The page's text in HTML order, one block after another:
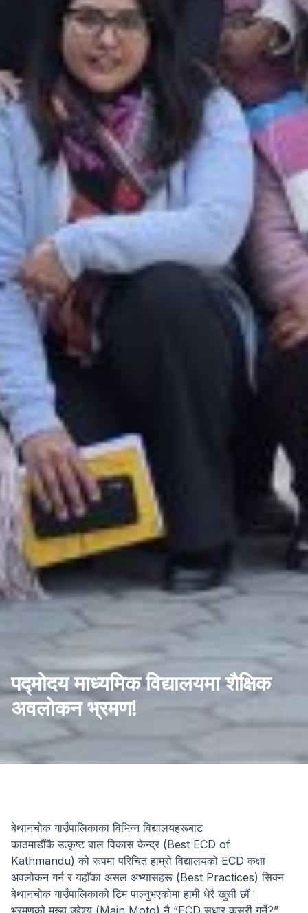
पद्मोदय माध्यमिक विद्यालयमा शैक्षिक
अवलोकन भ्रमण!
बेथानचोक गाउँपालिकाका विभिन्न विद्यालयहरूबाट
​काठमाडौंकै उत्कृष्ट बाल विकास केन्द्र (Best ECD of
Kathmandu) को रूपमा परिचित हाम्रो विद्यालयको ECD कक्षा
अवलोकन गर्न र यहाँका असल अभ्यासहरू (Best Practices) सिक्न
बेथानचोक गाउँपालिकाको टिम पाल्नुभएकोमा हामी धेरै खुसी छौं।
​भ्रमणको मुख्य उद्देश्य (Main Moto) नै “ECD सुधार कसरी गर्ने?”